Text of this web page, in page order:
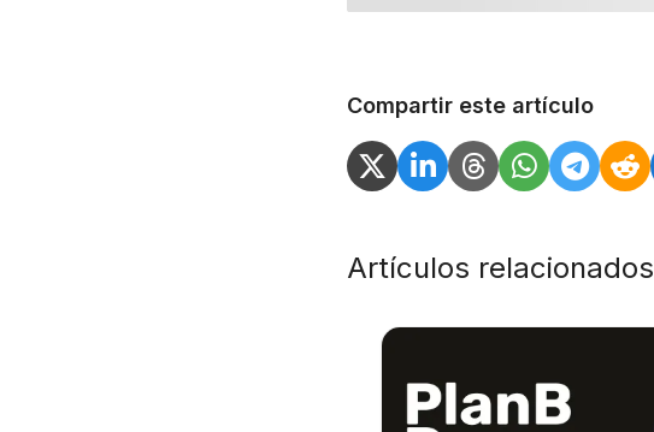
Compartir este artículo
Artículos relacionados